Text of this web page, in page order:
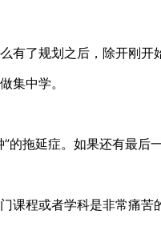
有了规划之后，除开刚
集中学。
的拖延症。如果还有最
课程或者学科是非常痛